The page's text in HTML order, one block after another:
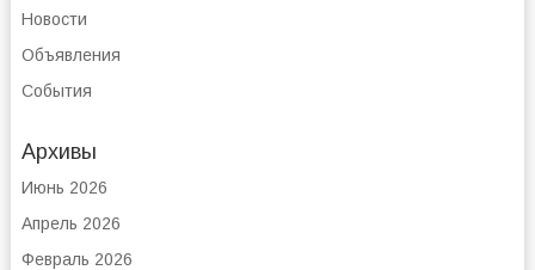
Новости
Объявления
События
Архивы
Июнь 2026
Апрель 2026
Февраль 2026